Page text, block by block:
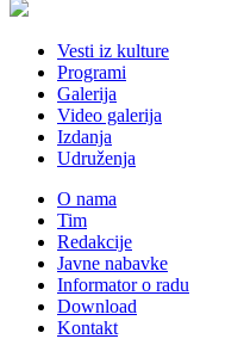
Vesti iz kulture
Programi
Galerija
Video galerija
Izdanja
Udruženja
O nama
Tim
Redakcije
Javne nabavke
Informator o radu
Download
Kontakt